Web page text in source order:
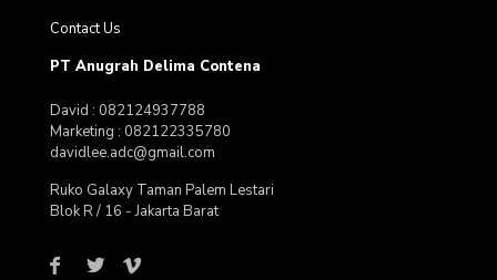
Contact Us
PT Anugrah Delima Contena
David : 082124937788
Marketing : 082122335780
davidlee.adc@gmail.com
Ruko Galaxy Taman Palem Lestari
Blok R / 16 - Jakarta Barat